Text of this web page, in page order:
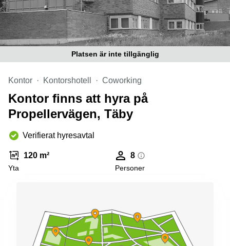
Platsen är inte tillgänglig
Kontor Kontorshotell Coworking
Kontor finns att hyra på
Propellervägen, Täby
Verifierat hyresavtal
120 m²
Yta
8
Personer